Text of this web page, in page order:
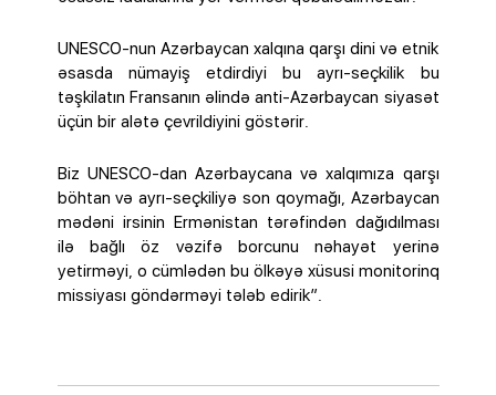
UNESCO-nun Azərbaycan xalqına qarşı dini və etnik
əsasda nümayiş etdirdiyi bu ayrı-seçkilik bu
təşkilatın Fransanın əlində anti-Azərbaycan siyasət
üçün bir alətə çevrildiyini göstərir.
Biz UNESCO-dan Azərbaycana və xalqımıza qarşı
böhtan və ayrı-seçkiliyə son qoymağı, Azərbaycan
mədəni irsinin Ermənistan tərəfindən dağıdılması
ilə bağlı öz vəzifə borcunu nəhayət yerinə
yetirməyi, o cümlədən bu ölkəyə xüsusi monitorinq
missiyası göndərməyi tələb edirik”.